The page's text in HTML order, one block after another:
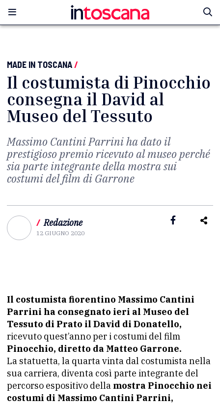
MADE IN TOSCANA/
Il costumista di Pinocchio
consegna il David al
Museo del Tessuto
Massimo Cantini Parrini ha dato il
prestigioso premio ricevuto al museo perché
sia parte integrante della mostra sui
costumi del film di Garrone
/ Redazione
12 GIUGNO 2020
Il costumista fiorentino Massimo Cantini
Parrini ha consegnato ieri al Museo del
Tessuto di Prato il David di Donatello,
ricevuto quest’anno per i costumi del film
Pinocchio, diretto da Matteo Garrone.
La statuetta, la quarta vinta dal costumista nella
sua carriera, diventa così parte integrante del
percorso espositivo della mostra Pinocchio nei
costumi di Massimo Cantini Parrini,